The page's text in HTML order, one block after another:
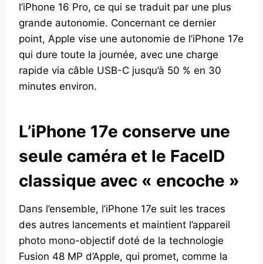
l’iPhone 16 Pro, ce qui se traduit par une plus
grande autonomie. Concernant ce dernier
point, Apple vise une autonomie de l’iPhone 17e
qui dure toute la journée, avec une charge
rapide via câble USB-C jusqu’à 50 % en 30
minutes environ.
L’iPhone 17e conserve une
seule caméra et le FaceID
classique avec « encoche »
Dans l’ensemble, l’iPhone 17e suit les traces
des autres lancements et maintient l’appareil
photo mono-objectif doté de la technologie
Fusion 48 MP d’Apple, qui promet, comme la